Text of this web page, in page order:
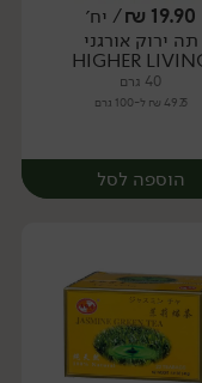
יח׳
19.90
₪/ יח׳
תה ירוק אורגני
HIGHER
40 גרם
49.75 ₪ ל-100 גרם
הוספה לסל